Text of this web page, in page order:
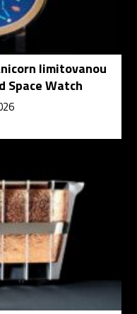
limitovanou
Space Watch